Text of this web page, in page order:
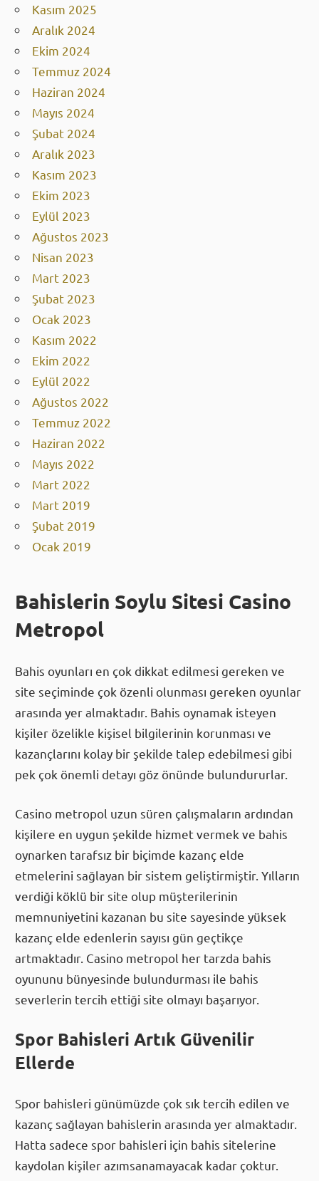
Mayıs 2024
Şubat 2024
Eylül 2023
Ağustos 2023
Şubat 2023
Eylül 2022
Ağustos 2022
Mayıs 2022
Şubat 2019
Bahislerin Soylu Sitesi Casino
Metropol
Bahis oyunları en çok dikkat edilmesi gereken ve
site seçiminde çok özenli olunması gereken oyunlar
arasında yer almaktadır. Bahis oynamak isteyen
kişiler özelikle kişisel bilgilerinin korunması ve
kazançlarını kolay bir şekilde talep edebilmesi gibi
pek çok önemli detayı göz önünde bulundururlar.
Casino metropol uzun süren çalışmaların ardından
kişilere en uygun şekilde hizmet vermek ve bahis
oynarken tarafsız bir biçimde kazanç elde
etmelerini sağlayan bir sistem geliştirmiştir. Yılların
verdiği köklü bir site olup müşterilerinin
memnuniyetini kazanan bu site sayesinde yüksek
kazanç elde edenlerin sayısı gün geçtikçe
artmaktadır. Casino metropol her tarzda bahis
oyununu bünyesinde bulundurması ile bahis
severlerin tercih ettiği site olmayı başarıyor.
Spor Bahisleri Artık Güvenilir
Ellerde
Spor bahisleri günümüzde çok sık tercih edilen ve
kazanç sağlayan bahislerin arasında yer almaktadır.
Hatta sadece spor bahisleri için bahis sitelerine
kaydolan kişiler azımsanamayacak kadar çoktur.